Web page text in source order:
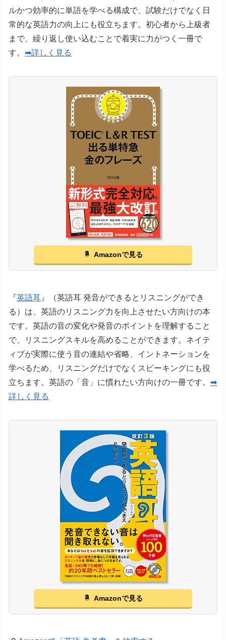
ルかつ効率的に単語を学べる構成で、試験だけでなく日
常的な英語力の向上にも役立ちます。初心者から上級者
まで、繰り返し使い込むことで着実に力がつく一冊で
す。 ➡詳しく見る
Amazonで見る
『英語耳 』（英語耳 発音ができるとリスニングができ
る）は、英語のリスニング力を向上させたい方向けの本
です。英語の音の変化や発音のポイントを理解すること
で、リスニングスキルを高めることができます。ネイテ
ィブが実際に使う音の連結や省略、イントネーションを
学べるため、リスニングだけでなくスピーキングにも役
立ちます。英語の「音」に慣れたい方向けの一冊です。 ➡
詳しく見る
Amazonで見る